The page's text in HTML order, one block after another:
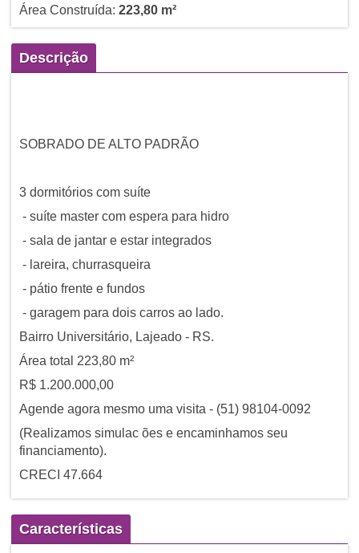
Área Construída: 223,80 m²
Descrição
SOBRADO DE ALTO PADRÃO
3 dormitórios com suíte
- suíte master com espera para hidro
- sala de jantar e estar integrados
- lareira, churrasqueira
- pátio frente e fundos
- garagem para dois carros ao lado.
Bairro Universitário, Lajeado - RS.
Área total 223,80 m²
R$ 1.200.000,00
Agende agora mesmo uma visita - (51) 98104-0092
(Realizamos simulac ões e encaminhamos seu
financiamento).
CRECI 47.664
Características